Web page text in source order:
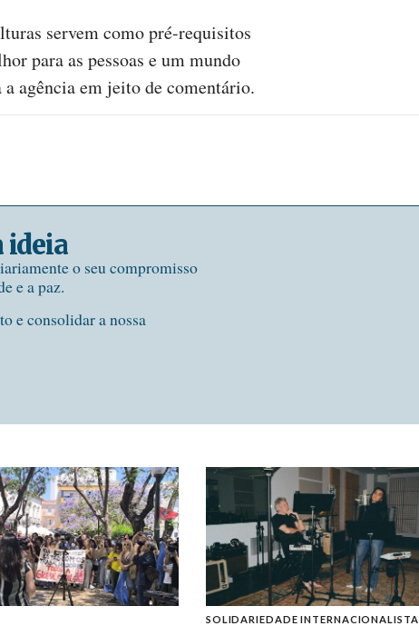
servem como pré-requisitos
para as pessoas e um mundo
agência em jeito de comentário.
ideia
o seu compromisso
e a paz.
e consolidar a nossa
SOLIDARIEDADE INTERNACIONALISTA